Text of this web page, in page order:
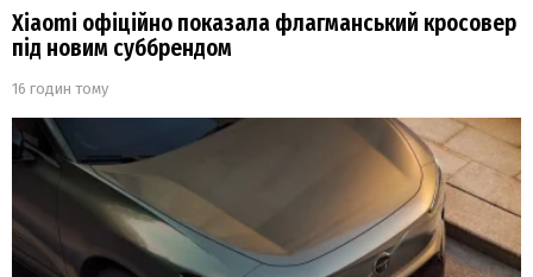
Xiaomi офіційно показала флагманський кросовер
під новим суббрендом
16 годин тому